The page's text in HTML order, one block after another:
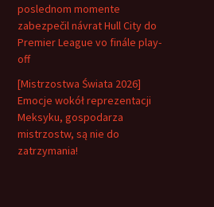
poslednom momente
zabezpečil návrat Hull City do
Premier League vo finále play-
off
[Mistrzostwa Świata 2026]
Emocje wokół reprezentacji
Meksyku, gospodarza
mistrzostw, są nie do
zatrzymania!